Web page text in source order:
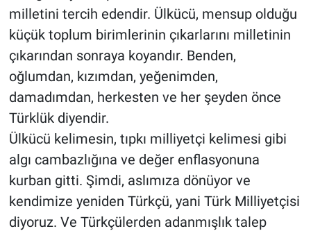
milletini tercih edendir. Ülkücü, mensup olduğu
küçük toplum birimlerinin çıkarlarını milletinin
çıkarından sonraya koyandır. Benden,
oğlumdan, kızımdan, yeğenimden,
damadımdan, herkesten ve her şeyden önce
Türklük diyendir.
Ülkücü kelimesin, tıpkı milliyetçi kelimesi gibi
algı cambazlığına ve değer enflasyonuna
kurban gitti. Şimdi, aslımıza dönüyor ve
kendimize yeniden Türkçü, yani Türk Milliyetçisi
diyoruz. Ve Türkçülerden adanmışlık talep